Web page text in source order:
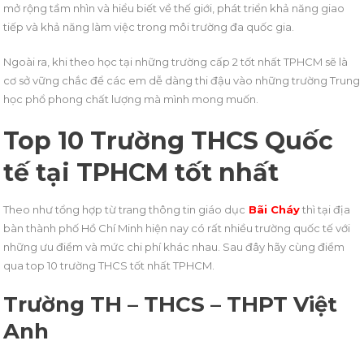
mở rộng tầm nhìn và hiểu biết về thế giới, phát triển khả năng giao
tiếp và khả năng làm việc trong môi trường đa quốc gia.
Ngoài ra, khi theo học tại những trường cấp 2 tốt nhất TPHCM sẽ là
cơ sở vững chắc để các em dễ dàng thi đậu vào những trường Trung
học phổ phong chất lượng mà mình mong muốn.
Top 10 Trường THCS Quốc
tế tại TPHCM tốt nhất
Theo như tổng hợp từ trang thông tin giáo dục Bãi Cháythì tại địa
bàn thành phố Hồ Chí Minh hiện nay có rất nhiều trường quốc tế với
những ưu điểm và mức chi phí khác nhau. Sau đây hãy cùng điểm
qua top 10 trường THCS tốt nhất TPHCM.
Trường TH – THCS – THPT Việt
Anh